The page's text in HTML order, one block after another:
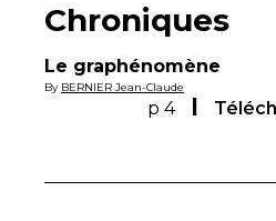
Chroniques
Le graphénomène
By BERNIER Jean-Claude
p 4